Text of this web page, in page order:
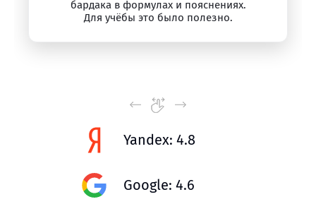
бардака в формулах и пояснениях.
Для учёбы это было полезно.
Yandex: 4.8
Google: 4.6